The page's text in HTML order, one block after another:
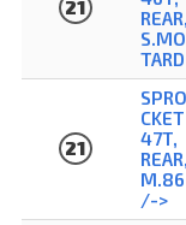
21
REAR,
S.MO
TARD
21
SPRO
CKET
47T,
REAR,
M.86
/->